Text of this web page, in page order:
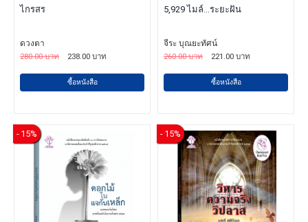
ไกรสร
ดวงตา
280.00 บาท
238.00 บาท
ซื้อหนังสือ
5,929 ไมล์...ระยะฝัน
จีระ บุณยะทัศน์
260.00 บาท
221.00 บาท
ซื้อหนังสือ
- 15% - 15%